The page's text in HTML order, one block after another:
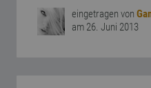
eingetragen von
am 26. Juni 2013